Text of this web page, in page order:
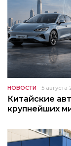
НОВОСТИ 5 августа
Китайские
крупнейших